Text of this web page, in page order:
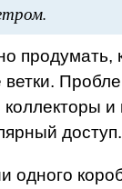
продумать,
и
доступ.
одного